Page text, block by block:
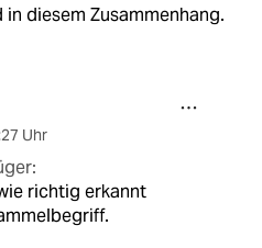
diesem Zusammenhang.
Uhr
richtig erkannt